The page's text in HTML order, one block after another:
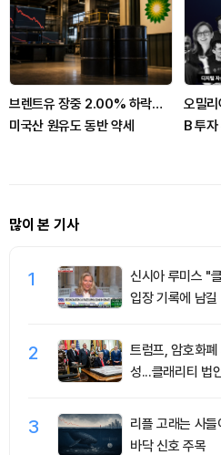
브렌트유 장중 2.00% 하락…
미국산 원유도 동반 약세
오밀
B 투자
많이 본 기사
1
신시아 루미스 "
입장 기록에 남길
2
트럼프, 암호화
성...클래리티 법
3
리플 고래는 사
바닥 신호 주목